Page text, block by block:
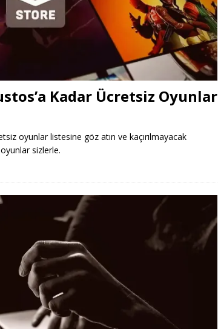
Kadar Ücretsiz Oyunlar
oyunlar listesine göz atın ve kaçırılmayacak
sizlerle.